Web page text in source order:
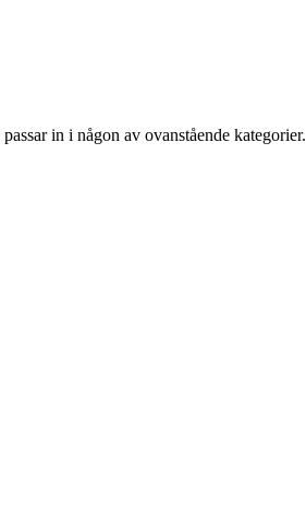
in i någon av ovanstående kategorier.